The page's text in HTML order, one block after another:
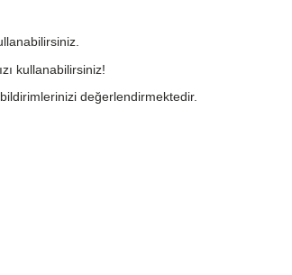
kullanabilirsiniz!
değerlendirmektedir.